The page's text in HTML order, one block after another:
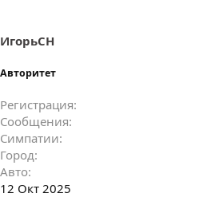
ИгорьСН
Авторитет
Регистрация
Сообщения
Симпатии
Город
Авто
12 Окт 2025